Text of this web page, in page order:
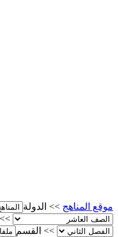
موقع المناهج >> الدولة
>>
>>
القسم